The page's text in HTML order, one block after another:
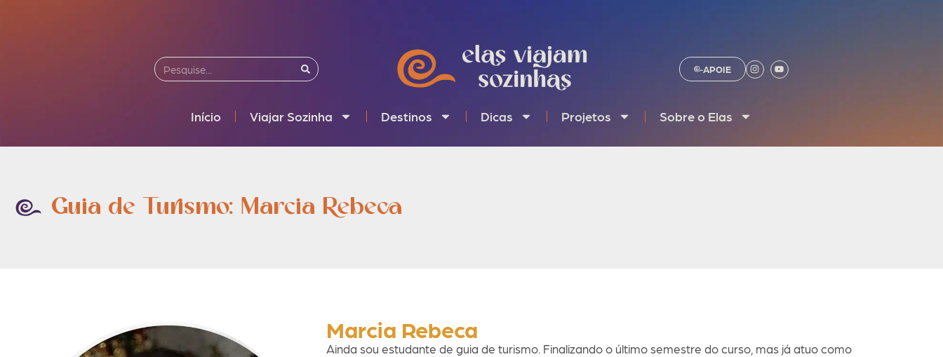
APOIE
Início Viajar Sozinha Destinos Dicas Projetos Sobre o Elas
Guia de Turismo: Marcia Rebeca
Marcia Rebeca
Ainda sou estudante de guia de turismo. Finalizando o último semestre do curso, mas já atuo como